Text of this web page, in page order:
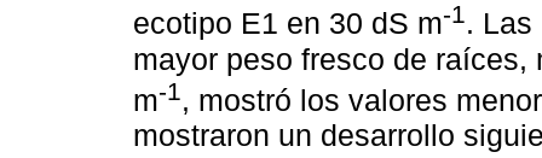
ecotipo E1 en 30 dS m-1. Las
mayor peso fresco de
m-1 , mostró los valores
mostraron un desarrollo